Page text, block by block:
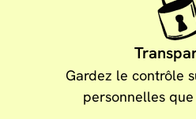
Gardez le contrôle
personnelles